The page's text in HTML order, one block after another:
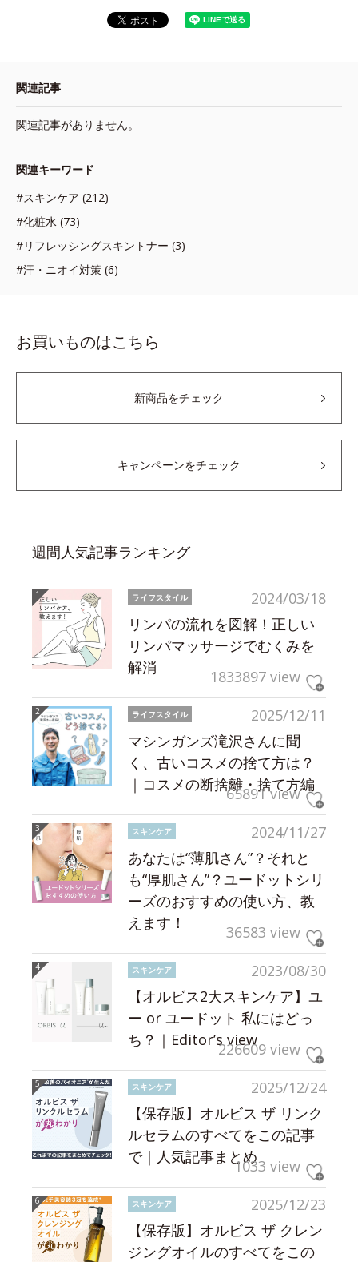
関連記事
関連記事がありません。
関連キーワード
#スキンケア (212)
#化粧水 (73)
#リフレッシングスキントナー (3)
#汗・ニオイ対策 (6)
お買いものはこちら
新商品をチェック
キャンペーンをチェック
週間人気記事ランキング
2024/03/18
ライフスタイル
リンパの流れを図解！正しい
リンパマッサージでむくみを
解消
1833897 view
2025/12/11
ライフスタイル
マシンガンズ滝沢さんに聞
く、古いコスメの捨て方は？
｜コスメの断捨離・捨て方編
65891 view
2024/11/27
スキンケア
あなたは“薄肌さん”？それと
も“厚肌さん”？ユードットシリ
ーズのおすすめの使い方、教
えます！
36583 view
2023/08/30
スキンケア
【オルビス2大スキンケア】ユ
ー or ユードット 私にはどっ
ち？｜Editor’s view226609 view
2025/12/24
スキンケア
【保存版】オルビス ザ リンク
ルセラムのすべてをこの記事
で｜人気記事まとめ1033 view
2025/12/23
スキンケア
【保存版】オルビス ザ クレン
ジングオイルのすべてをこの